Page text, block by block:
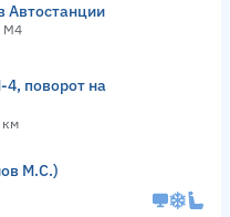
Автостанции
М4
4, поворот на
км
М.С.)